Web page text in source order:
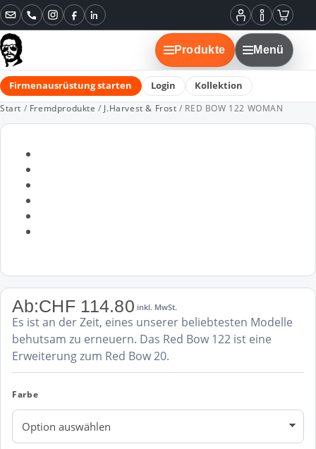
Mein
Konto
Informationen
Instagram
FacebookLinkedIn
Produkte Menü
Firmenausrüstung starten Login Kollektion
Start / Fremdprodukte / J.Harvest & Frost / RED BOW 122 WOMAN
Ab:CHF114.80 inkl. MwSt.
Es ist an der Zeit, eines unserer beliebtesten Modelle
behutsam zu erneuern. Das Red Bow 122 ist eine
Erweiterung zum Red Bow 20.
Farbe